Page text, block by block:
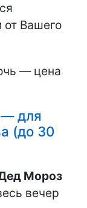
от Вашего
— цена
— для
(до 30
Мороз
вечер